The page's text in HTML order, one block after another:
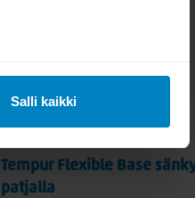
Salli kaikki
Kysy kysymys
Tempur Flexible Base
patjalla